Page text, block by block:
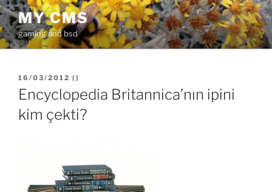
İçeriğe
geç MY CMS
gaming and bsd
YAYIM
TARIHI
16/03/2012 ( )
Encyclopedia Britannica’nın ipini
kim çekti?